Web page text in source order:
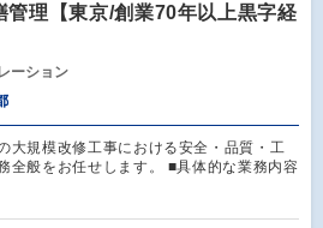
管理【東京/創業70年以上黒字経
ーション
大規模改修工事における安全・品質・工
全般をお任せします。 ■具体的な業務内容